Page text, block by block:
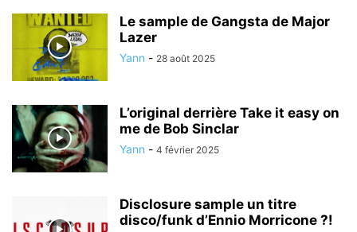
Le sample de Gangsta de Major
Lazer
Yann - 28 août 2025
L’original derrière Take it easy on
me de Bob Sinclar
Yann - 4 février 2025
Disclosure sample un titre
disco/funk d’Ennio Morricone ?!